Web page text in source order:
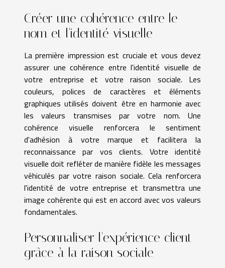
Créer une cohérence entre le
nom et l'identité visuelle
La première impression est cruciale et vous devez
assurer une cohérence entre l'identité visuelle de
votre entreprise et votre raison sociale. Les
couleurs, polices de caractères et éléments
graphiques utilisés doivent être en harmonie avec
les valeurs transmises par votre nom. Une
cohérence visuelle renforcera le sentiment
d'adhésion à votre marque et facilitera la
reconnaissance par vos clients. Votre identité
visuelle doit refléter de manière fidèle les messages
véhiculés par votre raison sociale. Cela renforcera
l'identité de votre entreprise et transmettra une
image cohérente qui est en accord avec vos valeurs
fondamentales.
Personnaliser l'expérience client
grâce à la raison sociale